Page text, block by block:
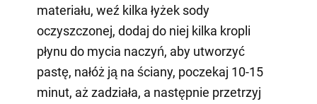
materiału, weź kilka łyżek sody
oczyszczonej, dodaj do niej kilka kropli
płynu do mycia naczyń, aby utworzyć
pastę, nałóż ją na ściany, poczekaj 10-15
minut, aż zadziała, a następnie przetrzyj